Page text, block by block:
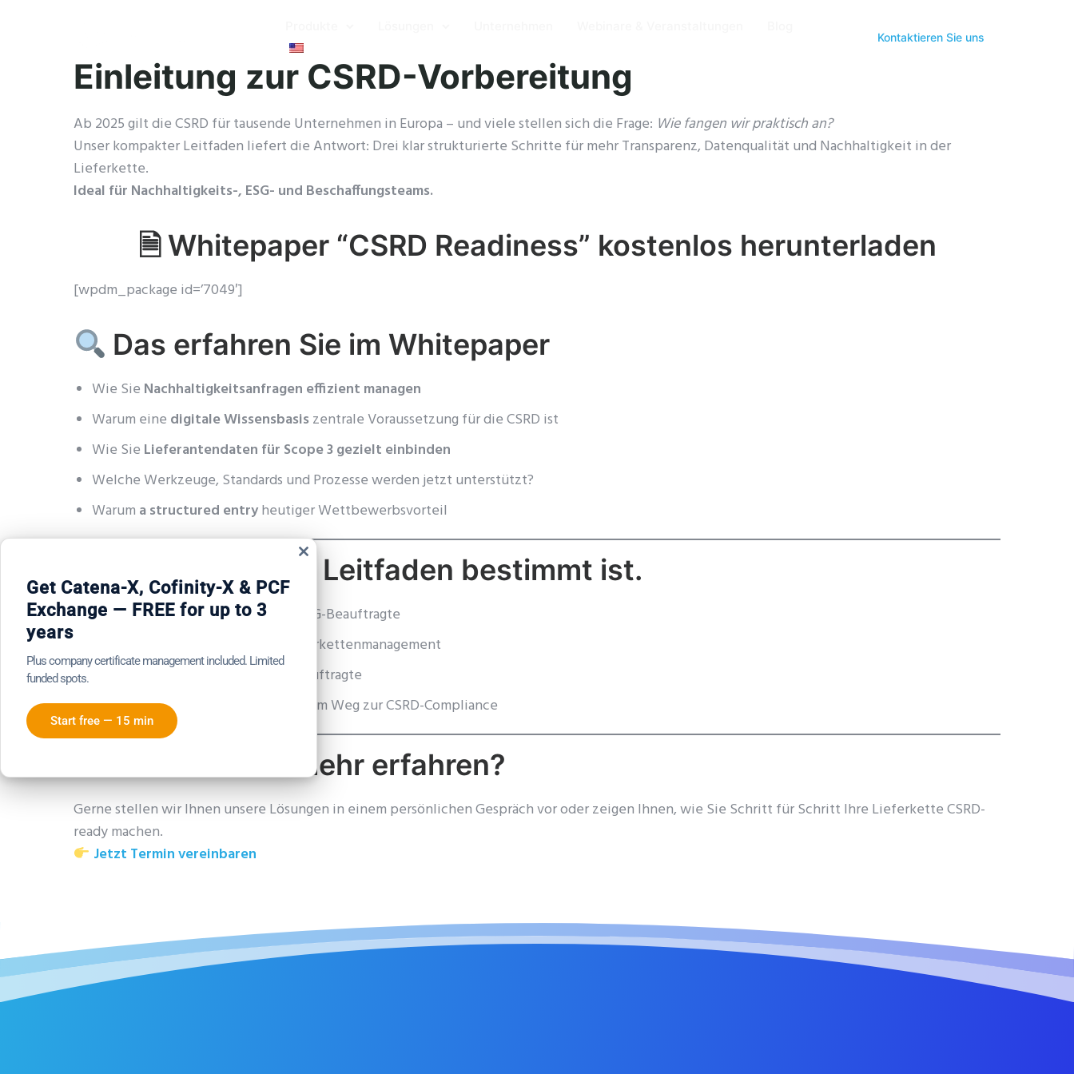
Kontaktieren Sie uns
Einleitung zur CSRD-Vorbereitung
Ab 2025 gilt die CSRD für tausende Unternehmen in Europa – und viele stellen sich die Frage: Wie fangen wir praktisch an?
Unser kompakter Leitfaden liefert die Antwort: Drei klar strukturierte Schritte für mehr Transparenz, Datenqualität und Nachhaltigkeit in der
Lieferkette.
Ideal für Nachhaltigkeits-, ESG- und Beschaffungsteams.
🗎 Whitepaper “CSRD Readiness” kostenlos herunterladen
[wpdm_package id=’7049′]
Das erfahren Sie im Whitepaper
Wie Sie Nachhaltigkeitsanfragen effizient managen
Warum eine digitale Wissensbasiszentrale Voraussetzung für die CSRD ist
Wie Sie Lieferantendaten für Scope 3 gezielt einbinden
Welche Werkzeuge, Standards und Prozesse werden jetzt unterstützt?
Warum a structured entryheutiger Wettbewerbsvorteil
Für wen dieser Leitfaden bestimmt ist.
Nachhaltigkeitsmanager:innen & ESG-Beauftragte
Teams im Bereich Einkauf und Lieferkettenmanagement
Auditor:innen und interne CSR-Beauftragte
KMUs und Großunternehmen auf dem Weg zur CSRD-Compliance
Möchten Sie mehr erfahren?
Gerne stellen wir Ihnen unsere Lösungen in einem persönlichen Gespräch vor oder zeigen Ihnen, wie Sie Schritt für Schritt Ihre Lieferkette CSRD-
ready machen.
Jetzt Termin vereinbaren
Schließe
Get Catena-X, Cofinity-X & PCF
Exchange — FREE for up to 3
years
Plus company certificate management included. Limited
funded spots.
Start free — 15 min